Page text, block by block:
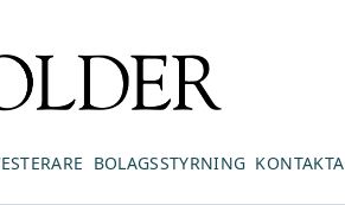
BOLAGSSTYRNING KONTAKTA